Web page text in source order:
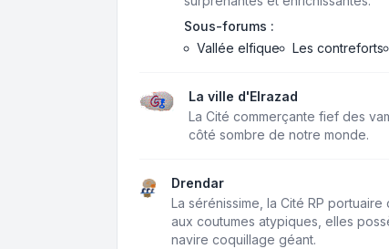
Sous-forums :
Vallée elfique
Les contreforts
La ville d'Elrazad
La Cité commerçante fief des
côté sombre de notre monde.
Drendar
La sérénissime, la Cité RP
aux coutumes atypiques, elles
navire coquillage géant.